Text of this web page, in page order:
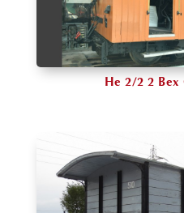
He 2/2 2 Bex